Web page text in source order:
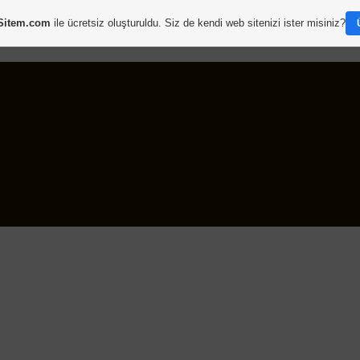
ile ücretsiz oluşturuldu. Siz de kendi web sitenizi ister misiniz?